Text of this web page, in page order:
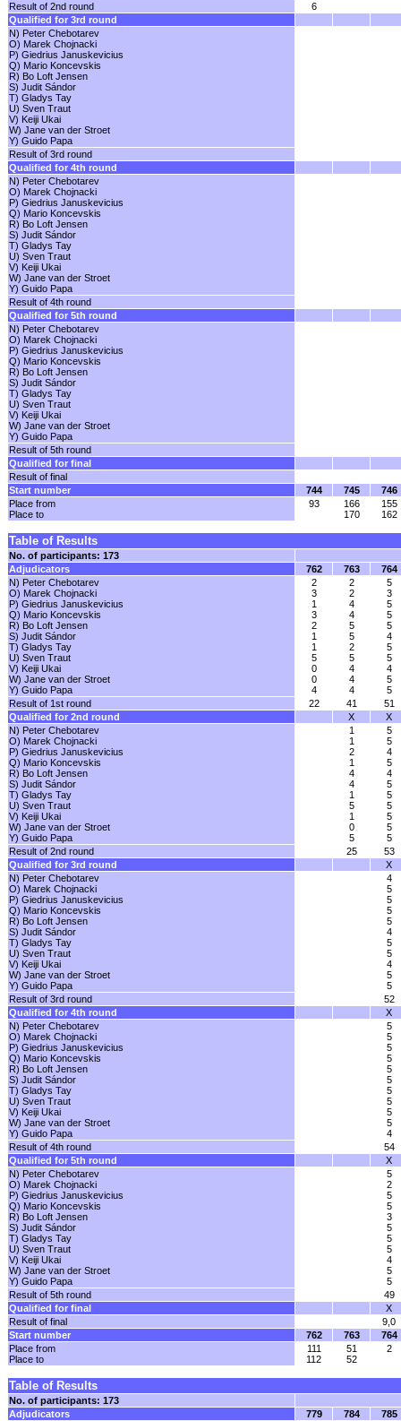
Result of 2nd round
6
Qualified for 3rd round
N) Peter Chebotarev
O) Marek Chojnacki
P) Giedrius Januskevicius
Q) Mario Koncevskis
R) Bo Loft Jensen
S) Judit Sándor
T) Gladys Tay
U) Sven Traut
V) Keiji Ukai
W) Jane van der Stroet
Y) Guido Papa
Result of 3rd round
Qualified for 4th round
N) Peter Chebotarev
O) Marek Chojnacki
P) Giedrius Januskevicius
Q) Mario Koncevskis
R) Bo Loft Jensen
S) Judit Sándor
T) Gladys Tay
U) Sven Traut
V) Keiji Ukai
W) Jane van der Stroet
Y) Guido Papa
Result of 4th round
Qualified for 5th round
N) Peter Chebotarev
O) Marek Chojnacki
P) Giedrius Januskevicius
Q) Mario Koncevskis
R) Bo Loft Jensen
S) Judit Sándor
T) Gladys Tay
U) Sven Traut
V) Keiji Ukai
W) Jane van der Stroet
Y) Guido Papa
Result of 5th round
Qualified for final
Result of final
Start number
744 745
746
Place from
Place to
93
166
170
155
162
Table of Results
No. of participants: 173
Adjudicators
762 763
764
N) Peter Chebotarev
O) Marek Chojnacki
P) Giedrius Januskevicius
Q) Mario Koncevskis
R) Bo Loft Jensen
S) Judit Sándor
T) Gladys Tay
U) Sven Traut
V) Keiji Ukai
W) Jane van der Stroet
Y) Guido Papa
2
3
1
3
2
1
1
5
0
0
4
2
2
4
4
5
5
2
5
4
4
4
5
3
5
5
5
4
5
5
4
5
5
Result of 1st round
22 41
51
Qualified for 2nd round
X
X
N) Peter Chebotarev
O) Marek Chojnacki
P) Giedrius Januskevicius
Q) Mario Koncevskis
R) Bo Loft Jensen
S) Judit Sándor
T) Gladys Tay
U) Sven Traut
V) Keiji Ukai
W) Jane van der Stroet
Y) Guido Papa
1
1
2
1
4
4
1
5
1
0
5
5
5
4
5
4
5
5
5
5
5
5
Result of 2nd round
25
53
Qualified for 3rd round
X
N) Peter Chebotarev
O) Marek Chojnacki
P) Giedrius Januskevicius
Q) Mario Koncevskis
R) Bo Loft Jensen
S) Judit Sándor
T) Gladys Tay
U) Sven Traut
V) Keiji Ukai
W) Jane van der Stroet
Y) Guido Papa
4
5
5
5
5
4
5
5
4
5
5
Result of 3rd round
52
Qualified for 4th round
X
N) Peter Chebotarev
O) Marek Chojnacki
P) Giedrius Januskevicius
Q) Mario Koncevskis
R) Bo Loft Jensen
S) Judit Sándor
T) Gladys Tay
U) Sven Traut
V) Keiji Ukai
W) Jane van der Stroet
Y) Guido Papa
5
5
5
5
5
5
5
5
5
5
4
Result of 4th round
54
Qualified for 5th round
X
N) Peter Chebotarev
O) Marek Chojnacki
P) Giedrius Januskevicius
Q) Mario Koncevskis
R) Bo Loft Jensen
S) Judit Sándor
T) Gladys Tay
U) Sven Traut
V) Keiji Ukai
W) Jane van der Stroet
Y) Guido Papa
5
2
5
5
3
5
5
5
4
5
5
Result of 5th round
49
Qualified for final
X
Result of final
9,0
Start number
762 763
764
Place from
Place to
111
112
51
52
2
Table of Results
No. of participants: 173
Adjudicators
779 784
785